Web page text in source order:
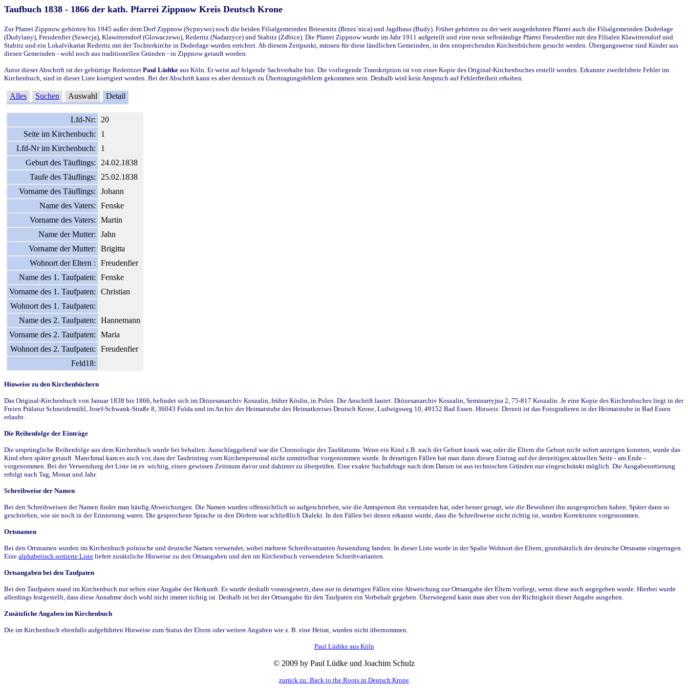
Taufbuch 1838 - 1866 der kath. Pfarrei Zippnow Kreis Deutsch Krone
Zur Pfarrei Zippnow gehörten bis 1945 außer dem Dorf Zippnow (Sypnywo) noch die beiden Filialgemeinden Briesenitz (Brzez`nica) und Jagdhaus (Budy). Früher gehörten zu der weit ausgedehnten Pfarrei auch die Filialgemeinden Doderlage
(Dudylany), Freudenfier (Szwecja), Klawittersdorf (Glowaczewo), Rederitz (Nadarzyce) und Stabitz (Zdbice). Die Pfarrei Zippnow wurde im Jahr 1911 aufgeteilt und eine neue selbständige Pfarrei Freudenfier mit den Filialen Klawittersdorf und
Stabitz und ein Lokalvikariat Rederitz mit der Tochterkirche in Doderlage wurden errichtet. Ab diesem Zeitpunkt, müssen für diese ländlichen Gemeinden, in den entsprechenden Kirchenbüchern gesucht werden. Übergangsweise sind Kinder aus
diesen Gemeinden - wohl noch aus traditionellen Gründen - in Zippnow getauft worden.
Autor dieser Abschrift ist der gebürtige RederitzerPaul Lüdtke aus Köln. Er weist auf folgende Sachverhalte hin: Die vorliegende Transkription ist von einer Kopie des Original-Kirchenbuches erstellt worden. Erkannte zweifelsfreie Fehler im
Kirchenbuch, sind in dieser Liste korrigiert worden. Bei der Abschrift kann es aber dennoch zu Übertragungsfehlern gekommen sein. Deshalb wird kein Anspruch auf Fehlerfreiheit erhoben.
Alles Suchen Auswahl Detail
Lfd-Nr:
20
Seite im Kirchenbuch:
1
Lfd-Nr im Kirchenbuch:
1
Geburt des Täuflings:
24.02.1838
Taufe des Täuflings:
25.02.1838
Vorname des Täuflings:
Johann
Name des Vaters:
Fenske
Vorname des Vaters:
Martin
Name der Mutter:
Jahn
Vorname der Mutter:
Brigitta
Wohnort der Eltern :
Freudenfier
Name des 1. Taufpaten:
Fenske
Vorname des 1. Taufpaten:
Christian
Wohnort des 1. Taufpaten:
Name des 2. Taufpaten:
Hannemann
Vorname des 2. Taufpaten:
Maria
Wohnort des 2. Taufpaten:
Freudenfier
Feld18:
Hinweise zu den Kirchenbüchern
Das Original-Kirchenbuch von Januar 1838 bis 1866, befindet sich im Diözesanarchiv Koszalin, früher Köslin, in Polen. Die Anschrift lautet: Diözesanarchiv Koszalin, Seminarryjna 2, 75-817 Koszalin. Je eine Kopie des Kirchenbuches liegt in der
Freien Prälatur Schneidemühl, Josef-Schwank-Straße 8, 36043 Fulda und im Archiv der Heimatstube des Heimatkreises Deutsch Krone, Ludwigsweg 10, 49152 Bad Essen. Hinweis: Derzeit ist das Fotografieren in der Heimatstube in Bad Essen
erlaubt.
Die Reihenfolge der Einträge
Die ursprüngliche Reihenfolge aus dem Kirchenbuch wurde bei behalten. Ausschlaggebend war die Chronologie des Taufdatums. Wenn ein Kind z.B. nach der Geburt krank war, oder die Eltern die Geburt nicht sofort anzeigen konnten, wurde das
Kind eben später getauft. Manchmal kam es auch vor, dass der Taufeintrag vom Kirchenpersonal nicht unmittelbar vorgenommen wurde. In derartigen Fällen hat man dann diesen Eintrag auf der derzeitigen aktuellen Seite - am Ende -
vorgenommen. Bei der Verwendung der Liste ist es wichtig, einen gewissen Zeitraum davor und dahinter zu überprüfen. Eine exakte Suchabfrage nach dem Datum ist aus technischen Gründen nur eingeschränkt möglich. Die Ausgabesortierung
erfolgt nach Tag, Monat und Jahr.
Schreibweise der Namen
Bei den Schreibweisen der Namen findet man häufig Abweichungen. Die Namen wurden offensichtlich so aufgeschrieben, wie die Amtsperson ihn verstanden hat, oder besser gesagt, wie die Bewohner ihn ausgesprochen haben. Später dann so
geschrieben, wie sie noch in der Erinnerung waren. Die gesprochene Sprache in den Dörfern war schließlich Dialekt. In den Fällen bei denen erkannt wurde, dass die Schreibweise nicht richtig ist, wurden Korrekturen vorgenommen.
Ortsnamen
Bei den Ortsnamen wurden im Kirchenbuch polnische und deutsche Namen verwendet, wobei mehrere Schreibvarianten Anwendung fanden. In dieser Liste wurde in der Spalte Wohnort der Eltern, grundsätzlich der deutsche Ortsname eingetragen.
Eine alphabetisch sortierte Liste liefert zusätzliche Hinweise zu den Ortsangaben und den im Kirchenbuch verwendeten Schreibvarianten.
Ortsangaben bei den Taufpaten
Bei den Taufpaten stand im Kirchenbuch nur selten eine Angabe der Herkunft. Es wurde deshalb vorausgesetzt, dass nur in derartigen Fällen eine Abweichung zur Ortsangabe der Eltern vorliegt, wenn diese auch angegeben wurde. Hierbei wurde
allerdings festgestellt, dass diese Annahme doch wohl nicht immer richtig ist. Deshalb ist bei der Ortsangabe für den Taufpaten ein Vorbehalt gegeben. Überwiegend kann man aber von der Richtigkeit dieser Angabe ausgehen.
Zusätzliche Angaben im Kirchenbuch
Die im Kirchenbuch ebenfalls aufgeführten Hinweise zum Status der Eltern oder weitere Angaben wie z. B. eine Heirat, wurden nicht übernommen.
Paul Lüdtke aus Köln
© 2009 by Paul Lüdke und Joachim Schulz
zurück zu: Back to the Roots in Deutsch Krone